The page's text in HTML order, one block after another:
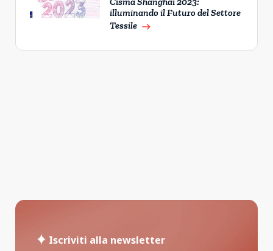
illuminando il Futuro del Settore
Tessile east
Iscriviti alla newsletter